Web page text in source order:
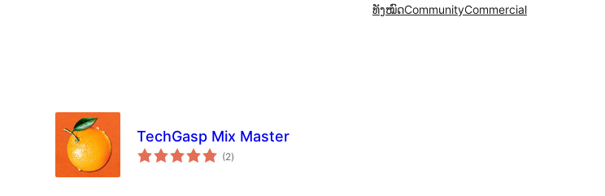
ທັງໝົດCommunityCommercial
TechGasp Mix Master
(2ຄະແນນ
ທັງໝົດ
)